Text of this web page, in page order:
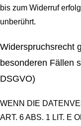
bis zum Widerruf
unberührt.
Widerspruchsrecht
besonderen Fällen
DSGVO)
WENN DIE
ART. 6 ABS. 1 LIT. E